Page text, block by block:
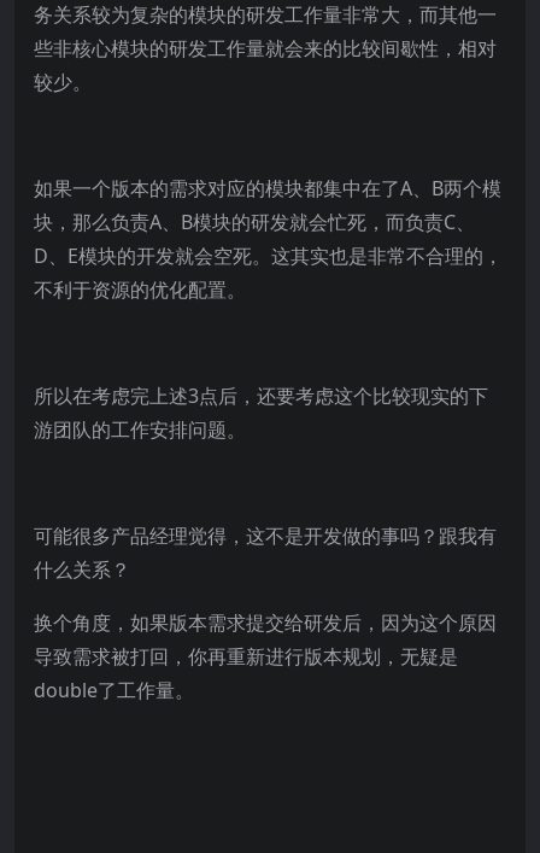
务关系较为复杂的模块的研发工作量非常大，而其他一
些非核心模块的研发工作量就会来的比较间歇性，相对
较少。
如果一个版本的需求对应的模块都集中在了A、B两个模
块，那么负责A、B模块的研发就会忙死，而负责C、
D、E模块的开发就会空死。这其实也是非常不合理的，
不利于资源的优化配置。
所以在考虑完上述3点后，还要考虑这个比较现实的下
游团队的工作安排问题。
可能很多产品经理觉得，这不是开发做的事吗？跟我有
什么关系？
换个角度，如果版本需求提交给研发后，因为这个原因
导致需求被打回，你再重新进行版本规划，无疑是
double了工作量。